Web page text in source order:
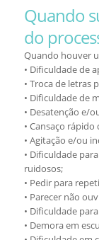
Quando
do
Quando houver
• Dificuldade de
• Troca de letras
• Dificuldade de
• Desatenção e/
• Cansaço
• Agitação e/ou
• Dificuldade
ruidosos;
• Pedir para
• Parecer não
• Dificuldade
• Demora em